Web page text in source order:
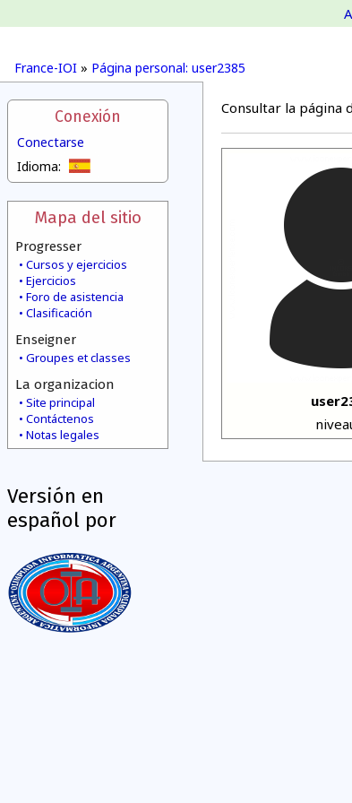
France-IOI » Página personal: user2385
Conexión
Conectarse
Idioma:
Mapa del sitio
Progresser
Cursos y ejercicios
Ejercicios
Foro de asistencia
Clasificación
Enseigner
Groupes et classes
La organizacion
Site principal
Contáctenos
Notas legales
Versión en
español por
Consultar la página